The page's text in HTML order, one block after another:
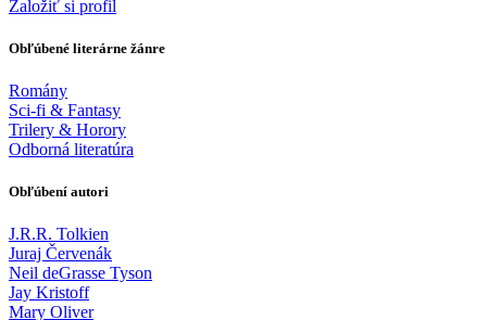
Založiť si profil
Obľúbené literárne žánre
Romány
Sci-fi & Fantasy
Trilery & Horory
Odborná literatúra
Obľúbení autori
J.R.R. Tolkien
Juraj Červenák
Neil deGrasse Tyson
Jay Kristoff
Mary Oliver